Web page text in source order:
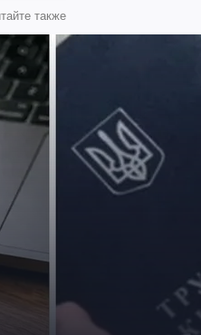
также